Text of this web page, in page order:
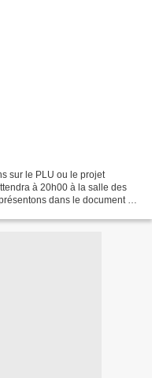
sur le PLU ou le projet
à 20h00 à la salle des
dans le document ci-